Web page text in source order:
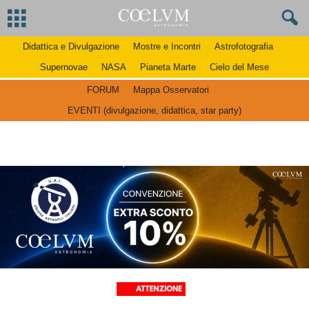
Didattica e Divulgazione Mostre e Incontri
Astrofotografia
Supernovae
NASA Pianeta Marte Cielo del Mese
FORUM
Mappa Osservatori
EVENTI (divulgazione, didattica, star party)